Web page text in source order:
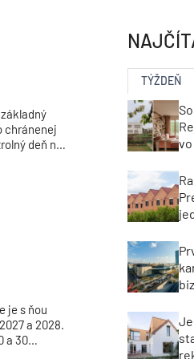
Manažérsky kurz Milan
chránenej
deň na
dopravy
je s ňou
a 2028.
a 30
jej
TÝŽDEŇ